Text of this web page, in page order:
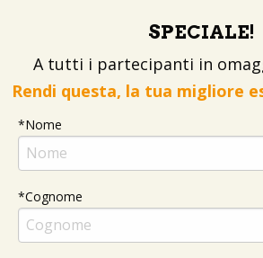
SPECIALE!
A tutti i partecipanti in
Rendi questa, la tua migliore
*Nome
*Cognome